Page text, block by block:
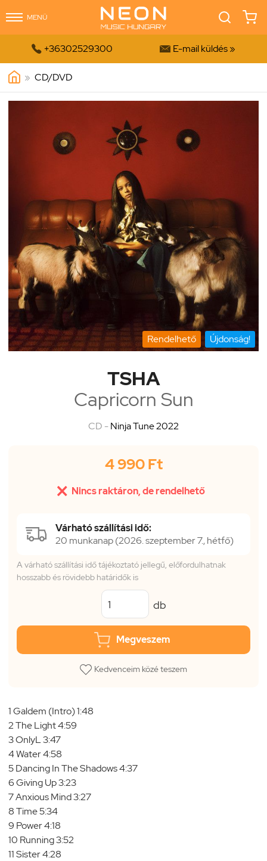
MENÜ
 +36302529300  E-mail küldés »
» CD/DVD
Rendelhető Újdonság!
TSHA
Capricorn Sun
CD -Ninja Tune 2022
4 990 Ft
 Nincs raktáron, de rendelhető
Várható szállítási idő:
20 munkanap (2026. szeptember 7., hétfő)
A várható szállítási idő tájékoztató jellegű, előfordulhatnak
hosszabb és rövidebb határidők is
db
Megveszem
Kedvenceim közé teszem
1 Galdem (Intro) 1:48
2 The Light 4:59
3 OnlyL 3:47
4 Water 4:58
5 Dancing In The Shadows 4:37
6 Giving Up 3:23
7 Anxious Mind 3:27
8 Time 5:34
9 Power 4:18
10 Running 3:52
11 Sister 4:28